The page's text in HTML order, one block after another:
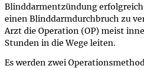
Blinddarmentzündung
einen Blinddarmdurchbruch zu
Arzt die Operation (OP) meist
Stunden in die Wege leiten.
Es werden zwei